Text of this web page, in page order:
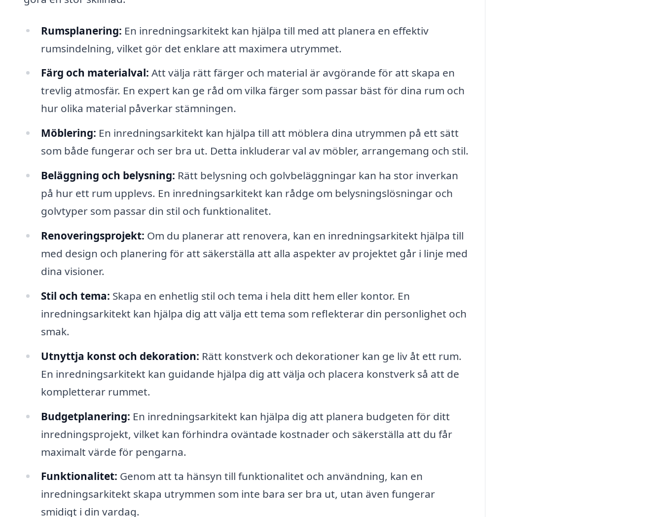
Rumsplanering: En inredningsarkitekt kan hjälpa till med att planera en effektiv
rumsindelning, vilket gör det enklare att maximera utrymmet.
Färg och materialval: Att välja rätt färger och material är avgörande för att skapa en
trevlig atmosfär. En expert kan ge råd om vilka färger som passar bäst för dina rum och
hur olika material påverkar stämningen.
Möblering: En inredningsarkitekt kan hjälpa till att möblera dina utrymmen på ett sätt
som både fungerar och ser bra ut. Detta inkluderar val av möbler, arrangemang och stil.
Beläggning och belysning: Rätt belysning och golvbeläggningar kan ha stor inverkan
på hur ett rum upplevs. En inredningsarkitekt kan rådge om belysningslösningar och
golvtyper som passar din stil och funktionalitet.
Renoveringsprojekt: Om du planerar att renovera, kan en inredningsarkitekt hjälpa till
med design och planering för att säkerställa att alla aspekter av projektet går i linje med
dina visioner.
Stil och tema: Skapa en enhetlig stil och tema i hela ditt hem eller kontor. En
inredningsarkitekt kan hjälpa dig att välja ett tema som reflekterar din personlighet och
smak.
Utnyttja konst och dekoration: Rätt konstverk och dekorationer kan ge liv åt ett rum.
En inredningsarkitekt kan guidande hjälpa dig att välja och placera konstverk så att de
kompletterar rummet.
Budgetplanering: En inredningsarkitekt kan hjälpa dig att planera budgeten för ditt
inredningsprojekt, vilket kan förhindra oväntade kostnader och säkerställa att du får
maximalt värde för pengarna.
Funktionalitet: Genom att ta hänsyn till funktionalitet och användning, kan en
inredningsarkitekt skapa utrymmen som inte bara ser bra ut, utan även fungerar
smidigt i din vardag.